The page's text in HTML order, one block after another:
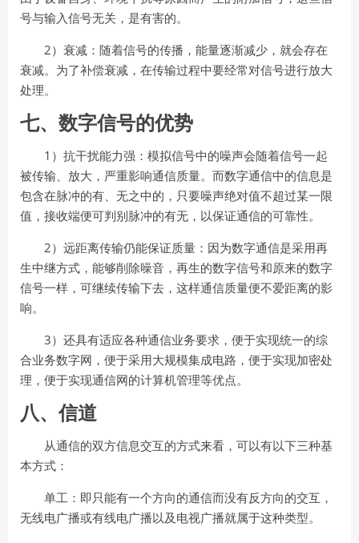
号与输入信号无关，是有害的。
2）衰减：随着信号的传播，能量逐渐减少，就会存在
衰减。为了补偿衰减，在传输过程中要经常对信号进行放大
处理。
七、数字信号的优势
1 ）抗干扰能力强：模拟信号中的噪声会随着信号一起
被传输、放大，严重影响通信质量。而数字通信中的信息是
包含在脉冲的有、无之中的，只要噪声绝对值不超过某一限
值，接收端便可判别脉冲的有无，以保证通信的可靠性。
2）远距离传输仍能保证质量：因为数字通信是采用再
生中继方式，能够削除噪音，再生的数字信号和原来的数字
信号一样，可继续传输下去，这样通信质量便不爱距离的影
响。
3） 还具有适应各种通信业务要求，便于实现统一的综
合业务数字网，便于采用大规模集成电路，便于实现加密处
理，便于实现通信网的计算机管理等优点。
八、信道
从通信的双方信息交互的方式来看，可以有以下三种基
本方式：
单工：即只能有一个方向的通信而没有反方向的交互，
无线电广播或有线电广播以及电视广播就属于这种类型。